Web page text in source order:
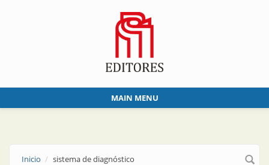
MAIN MENU
Inicio sistema de diagnóstico